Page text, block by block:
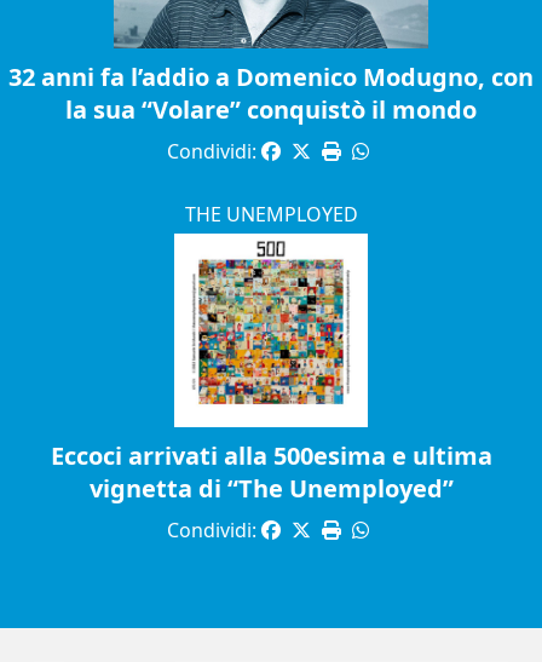
32 anni fa l’addio a Domenico Modugno, con
la sua “Volare” conquistò il mondo
Condividi:
THE UNEMPLOYED
Eccoci arrivati alla 500esima e ultima
vignetta di “The Unemployed”
Condividi: